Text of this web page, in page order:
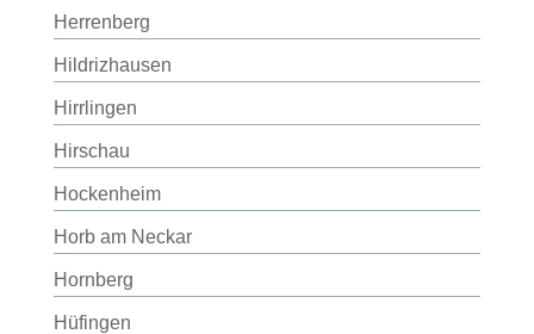
Herrenberg
Hildrizhausen
Hirrlingen
Hirschau
Hockenheim
Horb am Neckar
Hornberg
Hüfingen